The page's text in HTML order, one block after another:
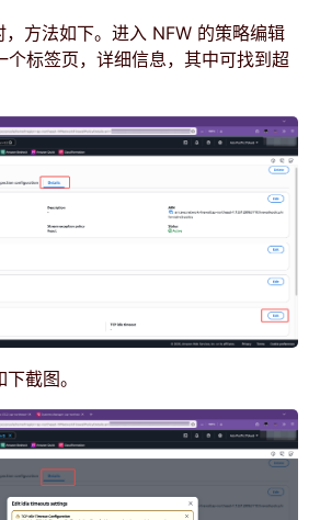
方法如下。进入 NFW 的策略编辑
个标签页，详细信息，其中可找到超
截图。